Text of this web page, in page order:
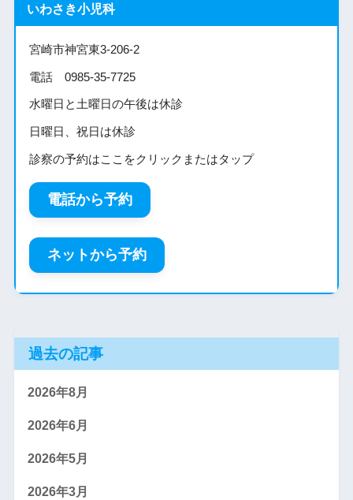
いわさき小児科
宮崎市神宮東3-206-2
電話 0985-35-7725
水曜日と土曜日の午後は休診
日曜日、祝日は休診
診察の予約はここをクリックまたはタップ
電話から予約
ネットから予約
過去の記事
2026年8月
2026年6月
2026年5月
2026年3月